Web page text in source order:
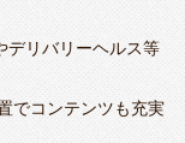
デリバリーヘルス等
でコンテンツも充実